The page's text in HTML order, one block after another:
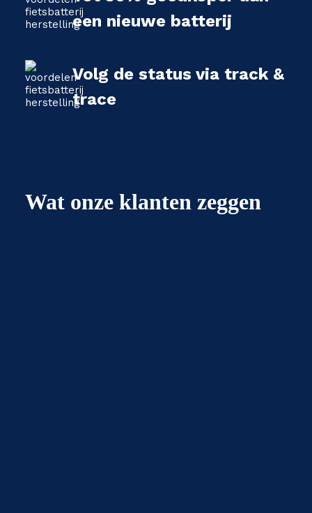
een nieuwe batterij
Volg de status via track &
trace
Wat onze klanten zeggen